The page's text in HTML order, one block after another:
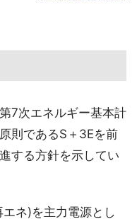
7次エネルギー基本計
則であるS＋3Eを前
する方針を示してい
ネ)を主力電源とし